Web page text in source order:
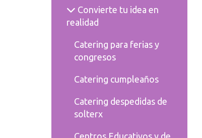
Convierte tu idea en
realidad
Catering para ferias y
congresos
Catering cumpleaños
Catering despedidas de
solterx
Centros Educativos y de